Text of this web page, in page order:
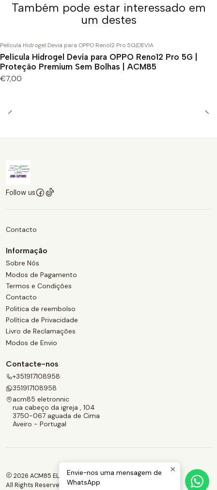
Também pode estar interessado em
um destes
Película Hidrogel Devia para OPPO Reno12 Pro 5G|DEVIA
Película Hidrogel Devia para OPPO Reno12 Pro 5G |
Proteção Premium Sem Bolhas | ACM85
€7,00
Follow us
Contacto
Informação
Sobre Nós
Modos de Pagamento
Termos e Condições
Contacto
Politica de reembolso
Política de Privacidade
Livro de Reclamações
Modos de Envio
Contacte-nos
+351917108958
351917108958
acm85 eletronnic
rua cabeço da igreja , 104
3750-067 aguada de Cima
Aveiro - Portugal
2026 ACM85 ELETRONNIC.
All Rights Reserved.
Powered by Jumpseller
Envie-nos uma mensagem de
WhatsApp